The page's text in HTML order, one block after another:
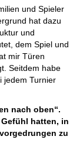
und Spieler
hat dazu
und
dem Spiel und
mir Türen
Seitdem habe
jedem Turnier
nach oben“.
hatten, in
zu